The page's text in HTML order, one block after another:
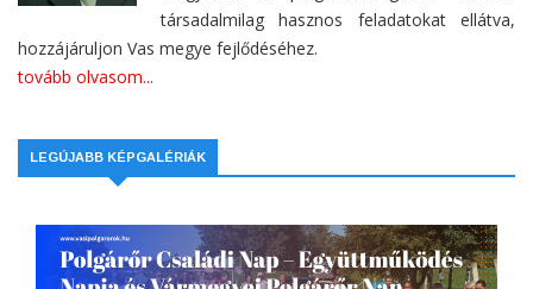
társadalmilag hasznos feladatokat ellátva,
hozzájáruljon Vas megye fejlődéséhez.
tovább olvasom...
LEGÚJABB KÉPGALÉRIÁK